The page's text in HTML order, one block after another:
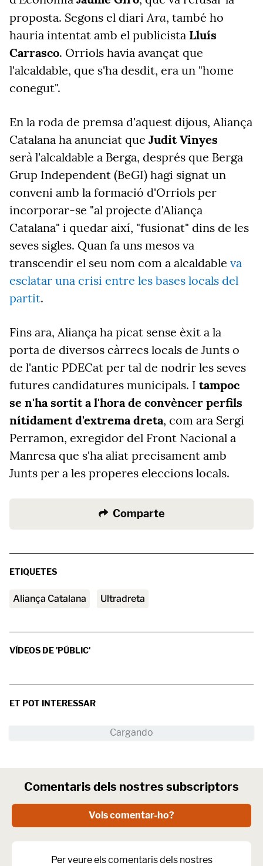
proposta. Segons el diariAra, també ho
hauria intentat amb el publicista Lluís
Carrasco. Orriols havia avançat que
l'alcaldable, que s'ha desdit, era un "home
conegut".
En la roda de premsa d'aquest dijous, Aliança
Catalana ha anunciat que Judit Vinyes
serà l'alcaldable a Berga, després que Berga
Grup Independent (BeGI) hagi signat un
conveni amb la formació d'Orriols per
incorporar-se "al projecte d'Aliança
Catalana" i quedar així, "fusionat" dins de les
seves sigles. Quan fa uns mesos va
transcendir el seu nom com a alcaldable va
esclatar una crisi entre les bases locals del
partit.
Fins ara, Aliança ha picat sense èxit a la
porta de diversos càrrecs locals de Junts o
de l'antic PDECat per tal de nodrir les seves
futures candidatures municipals. I tampoc
se n'ha sortit a l'hora de convèncer perfils
nítidament d'extrema dreta, com ara Sergi
Perramon, exregidor del Front Nacional a
Manresa que s'ha aliat precisament amb
Junts per a les properes eleccions locals.
Comparte
ETIQUETES
Aliança Catalana ultradreta
VÍDEOS DE 'PÚBLIC'
ET POT INTERESSAR
Comentaris dels nostres subscriptors
Vols comentar-ho?
Per veure els comentaris dels nostres